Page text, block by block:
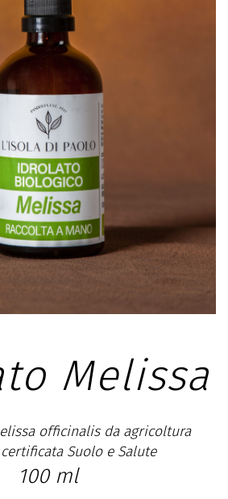
PRODOTTO
Melissa
officinalis da agricoltura
Suolo e Salute
100 ml